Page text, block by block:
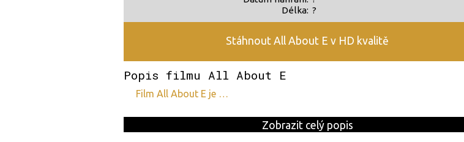
Délka: ?
Stáhnout All About E v HD kvalitě
Popis filmu All About E
film All About E je …
Zobrazit celý popis